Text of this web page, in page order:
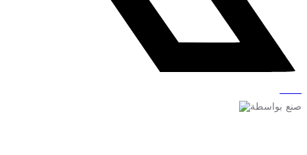
صنع بواسطة